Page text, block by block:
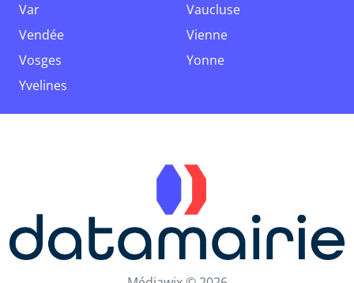
Var
Vaucluse
Vendée
Vienne
Vosges
Yonne
Yvelines